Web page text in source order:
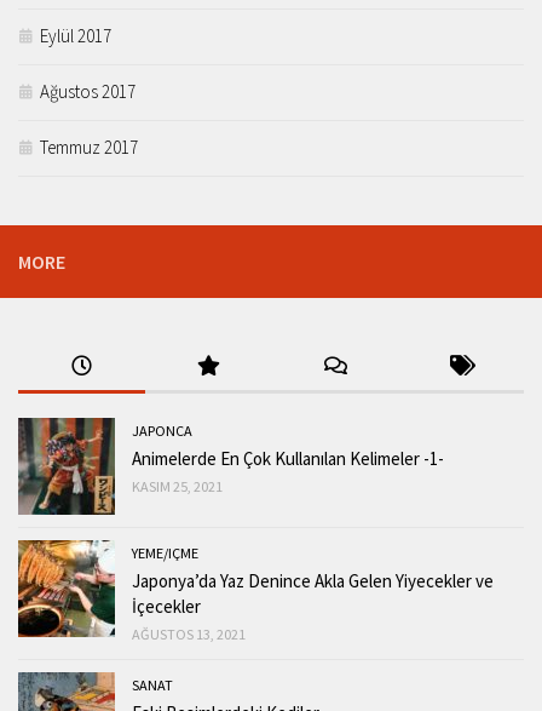
Eylül 2017
Ağustos 2017
Temmuz 2017
MORE
JAPONCA
Animelerde En Çok Kullanılan Kelimeler -1-
KASIM 25, 2021
YEME/IÇME
Japonya’da Yaz Denince Akla Gelen Yiyecekler ve
İçecekler
AĞUSTOS 13, 2021
SANAT